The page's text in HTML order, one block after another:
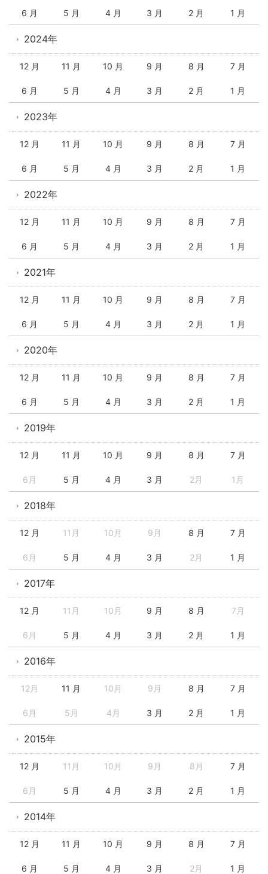
6 月 5 月 4 月 3 月 2 月 1 月
2024年
12 月 11 月 10 月 9 月 8 月 7 月
6 月 5 月 4 月 3 月 2 月 1 月
2023年
12 月 11 月 10 月 9 月 8 月 7 月
6 月 5 月 4 月 3 月 2 月 1 月
2022年
12 月 11 月 10 月 9 月 8 月 7 月
6 月 5 月 4 月 3 月 2 月 1 月
2021年
12 月 11 月 10 月 9 月 8 月 7 月
6 月 5 月 4 月 3 月 2 月 1 月
2020年
12 月 11 月 10 月 9 月 8 月 7 月
6 月 5 月 4 月 3 月 2 月 1 月
2019年
12 月 11 月 10 月 9 月 8 月 7 月
6月 5 月 4 月 3 月 2月 1月
2018年
12 月 11月 10月 9月 8 月 7 月
6月 5 月 4 月 3 月 2月 1 月
2017年
12 月 11月 10月 9 月 8 月 7月
6月 5 月 4 月 3 月 2 月 1 月
2016年
12月 11 月 10月 9月 8 月 7 月
6月 5月 4月 3 月 2 月 1 月
2015年
12 月 11月 10月 9月 8月 7 月
6月 5 月 4 月 3 月 2 月 1 月
2014年
12 月 11 月 10 月 9 月 8 月 7 月
6 月 5 月 4 月 3 月 2月 1 月